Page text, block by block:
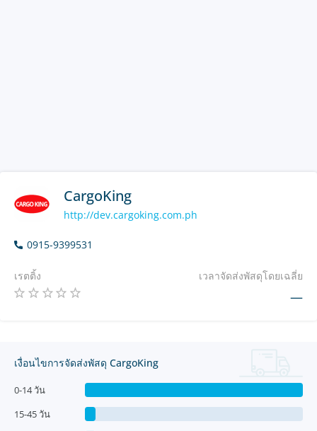
CargoKing
http://dev.cargoking.com.ph
0915-9399531
เรตติ้ง เวลาจัดส่งพัสดุโดยเฉลี่ย
—
เงื่อนไขการจัดส่งพัสดุ CargoKing
0-14 วัน
15-45 วัน